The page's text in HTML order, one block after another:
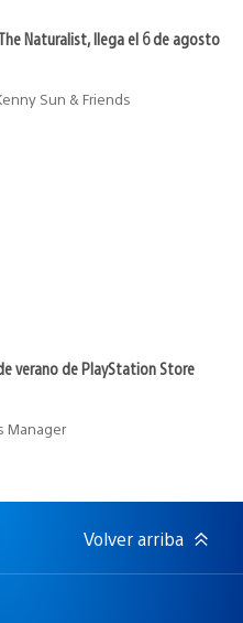
Naturalist, llega el 6 de agosto
Sun & Friends
verano de PlayStation Store
Manager
Volver arriba